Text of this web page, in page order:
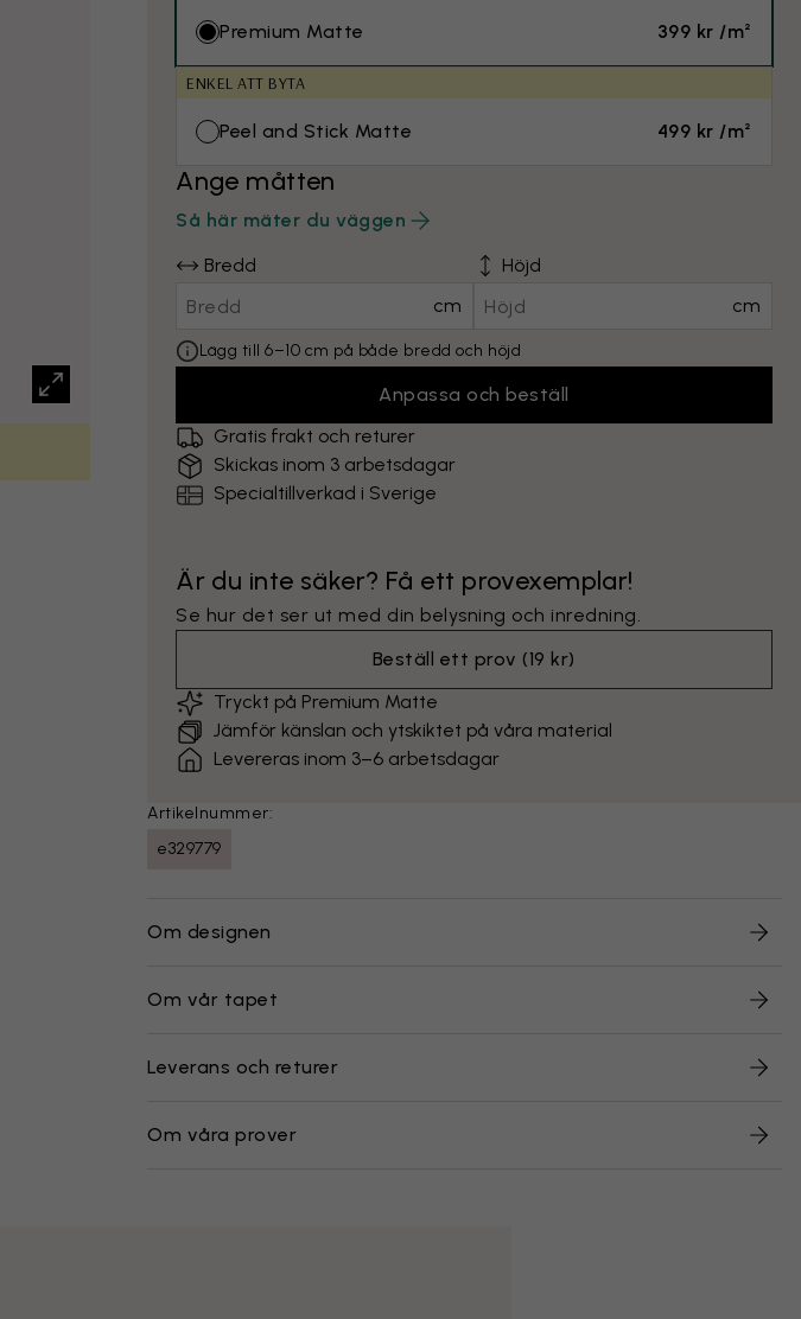
Premium Matte 399 kr /m²
ENKEL ATT BYTA
Peel and Stick Matte 499 kr /m²
Ange måtten
Så här mäter du väggen
Bredd
cm
Höjd
cm
Lägg till 6–10 cm på både bredd och höjd
Anpassa och beställ
Gratis frakt och returer
Skickas inom 3 arbetsdagar
Specialtillverkad i Sverige
Är du inte säker? Få ett provexemplar!
Se hur det ser ut med din belysning och inredning.
Beställ ett prov (19 kr)
Tryckt på Premium Matte
Jämför känslan och ytskiktet på våra material
Levereras inom 3–6 arbetsdagar
Artikelnummer:
e329779
Om designen
Om vår tapet
Leverans och returer
Om våra prover